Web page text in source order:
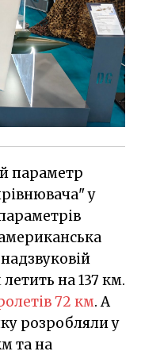
параметр
у
на 137 км.
72 км. А
розробляли у
та на